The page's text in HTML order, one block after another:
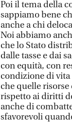
Poi il tema della
sappiamo bene
anche a chi
Noi abbiamo
che lo Stato
dalle tasse e dai
con equità, con
condizione di vita
che quelle
rispetto ai diritti
anche di
sfavorevoli